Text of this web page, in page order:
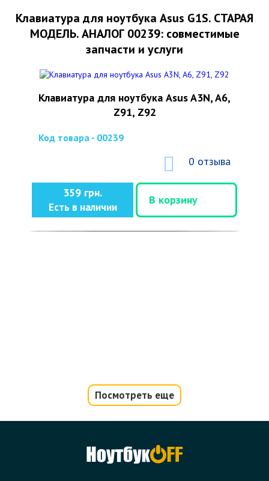
Клавиатура для ноутбука Asus G1S. СТАРАЯ
МОДЕЛЬ. АНАЛОГ 00239: совместимые
запчасти и услуги
Клавиатура для ноутбука Asus A3N, A6,
Z91, Z92
Код товара - 00239
0 отзыва
359 грн.
Есть в наличии
В корзину
Посмотреть еще